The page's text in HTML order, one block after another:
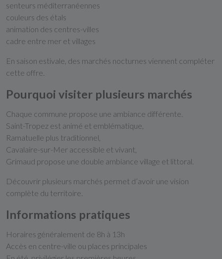
senteurs méditerranéennes
couleurs des étals
animation des centres-villes
cadre entre mer et villages
En saison estivale, des marchés nocturnes viennent compléter
cette offre.
Pourquoi visiter plusieurs marchés
Chaque commune propose une ambiance différente.
Saint-Tropez est animé et emblématique,
Ramatuelle plus traditionnel,
Cavalaire-sur-Mer accessible et vivant,
Grimaud propose une double ambiance village et littoral.
Découvrir plusieurs marchés permet d’avoir une vision
complète du territoire.
Informations pratiques
Horaires généralement de 8h à 13h
Accès en centre-ville ou places principales